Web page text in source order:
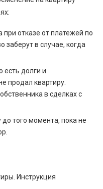
отказе от платежей по
заберут в случае, когда
есть долги и
продал квартиру.
в сделках с
того момента, пока не